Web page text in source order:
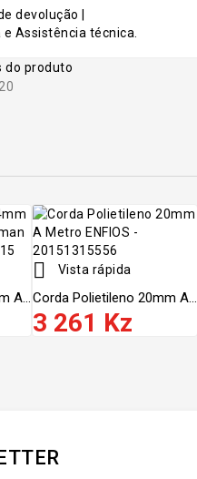
devolução |
e Assistência técnica.
do produto
A...
 Vista rápida
Corda Polietileno 20mm A...
3 261 Kz